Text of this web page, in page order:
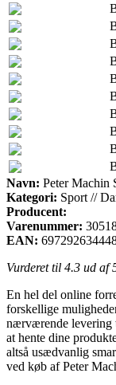
Navn: Peter Machin
Kategori: Sport //
Producent:
Varenummer:
EAN:
Vurderet til 4.3 ud af
En hel del online
forskellige
nærværende levering
at hente dine
altså usædvanlig
ved køb af Peter